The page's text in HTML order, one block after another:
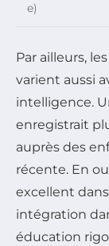
e)
Par ailleurs,
varient aussi
intelligence.
enregistrait
auprès des
récente. En
excellent
intégration
éducation